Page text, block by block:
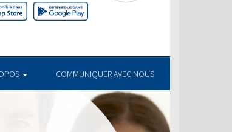
COMMUNIQUER AVEC NOUS